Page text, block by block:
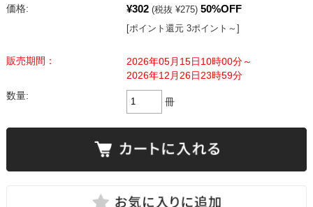
価格:
¥302 (税抜 ¥275) 50%OFF
[ポイント還元 3ポイント～]
販売期間：
2026年05月15日10時00分～
2026年12月26日23時59分
数量:
冊